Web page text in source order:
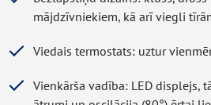
mājdzīvniekiem, kā arī viegli
Viedais termostats: uztur
Vienkārša vadība: LED displejs,